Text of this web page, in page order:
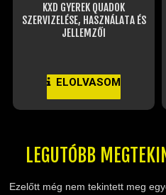
KXD GYEREK QUADOK
SZERVIZELÉSE, HASZNÁLATA ÉS
JELLEMZŐI
ELOLVASOM
LEGUTÓBB
Ezelőtt még nem tekintett meg